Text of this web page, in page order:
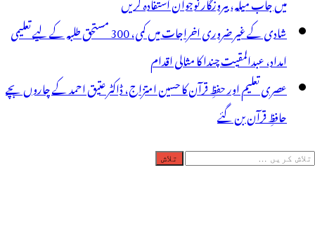
شادی کے غیر ضروری اخراجات میں کمی، 300 مستحق طلبہ کے لیے تعلیمی
امداد، عبدالمقیت چندا کا مثالی اقدام
عصری تعلیم اور حفظِ قرآن کا حسین امتزاج، ڈاکٹر عتیق احمد کے چاروں بچے
حافظِ قرآن بن گئے
تلاش